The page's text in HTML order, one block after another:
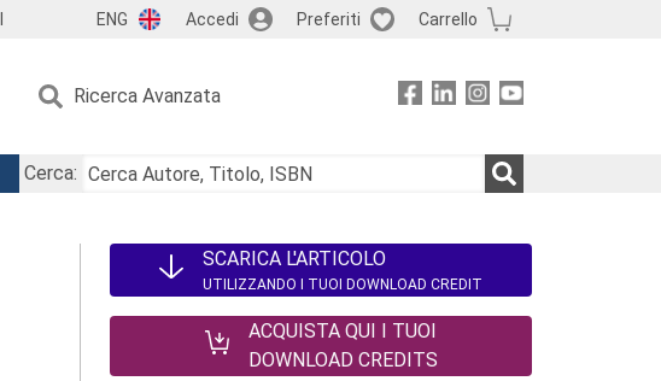
ENG Accedi Preferiti Carrello
Ricerca Avanzata
Cerca:
SCARICA L'ARTICOLO
UTILIZZANDO I TUOI DOWNLOAD CREDIT
ACQUISTA QUI I TUOI
DOWNLOAD CREDITS